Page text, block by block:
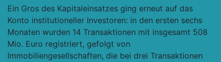
Ein Gros des Kapitaleinsatzes ging erneut auf das
Konto institutioneller Investoren: in den ersten sechs
Monaten wurden 14 Transaktionen mit insgesamt 508
Mio. Euro registriert, gefolgt von
Immobiliengesellschaften, die bei drei Transaktionen